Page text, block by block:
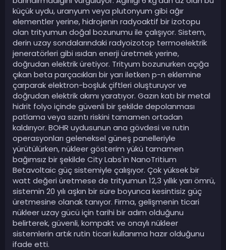
küçük uydu, uranyum veya plutonyum gibi ağır
elementler yerine, hidrojenin radyoaktif bir izotopu
olan trityumun doğal bozunumu ile çalışıyor. Sistem,
derin uzay sondalarındaki radyoizotop termoelektrik
jeneratörleri gibi ısıdan enerji üretmek yerine,
doğrudan elektrik üretiyor. Trityum bozunurken açığa
çıkan beta parçacıkları bir yarı iletken p-n eklemine
çarparak elektron-boşluk çiftleri oluşturuyor ve
doğrudan elektrik akımı yaratıyor. Gazın katı bir metal
hidrit folyo içinde güvenli bir şekilde depolanması
patlama veya sızıntı riskini tamamen ortadan
kaldırıyor. BOHR uydusunun ana gövdesi ve rutin
operasyonları geleneksel güneş panelleriyle
yürütülürken, nükleer gösterim yükü tamamen
bağımsız bir şekilde City Labs'in NanoTritium
Betavoltaic güç sistemiyle çalışıyor. Çok yüksek bir
watt değeri üretmese de trityumun 12,3 yıllık yarı ömrü,
sistemin 20 yılı aşkın bir süre boyunca kesintisiz güç
üretmesine olanak tanıyor. Firma, gelişmenin ticari
nükleer uzay gücü için tarihi bir adım olduğunu
belirterek, güvenli, kompakt ve onaylı nükleer
sistemlerin artık rutin ticari kullanıma hazır olduğunu
ifade etti.